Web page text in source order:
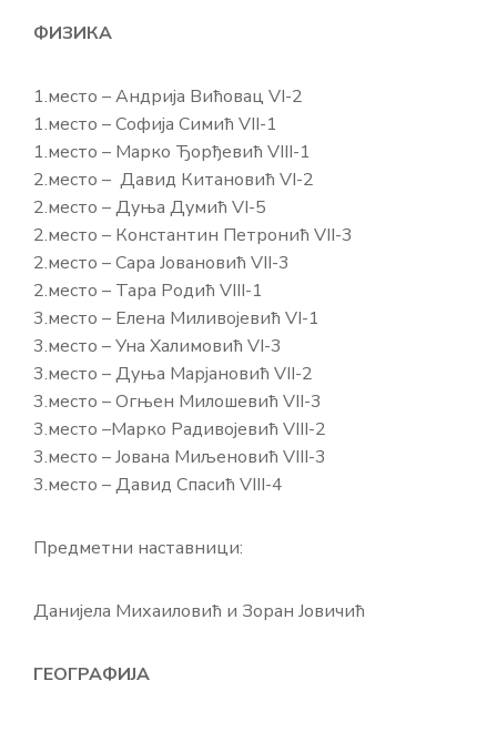
ФИЗИКА
1.место – Андрија Вићовац VI-2
1.место – Софија Симић VII-1
1.место – Марко Ђорђевић VIII-1
2.место – Давид Китановић VI-2
2.место – Дуња Думић VI-5
2.место – Константин Петронић VII-3
2.место – Сара Јовановић VII-3
2.место – Тара Родић VIII-1
3.место – Елена Миливојевић VI-1
3.место – Уна Халимовић VI-3
3.место – Дуња Марјановић VII-2
3.место – Огњен Милошевић VII-3
3.место –Марко Радивојевић VIII-2
3.место – Јована Миљеновић VIII-3
3.место – Давид Спасић VIII-4
Предметни наставници:
Данијела Михаиловић и Зоран Јовичић
ГЕОГРАФИЈА